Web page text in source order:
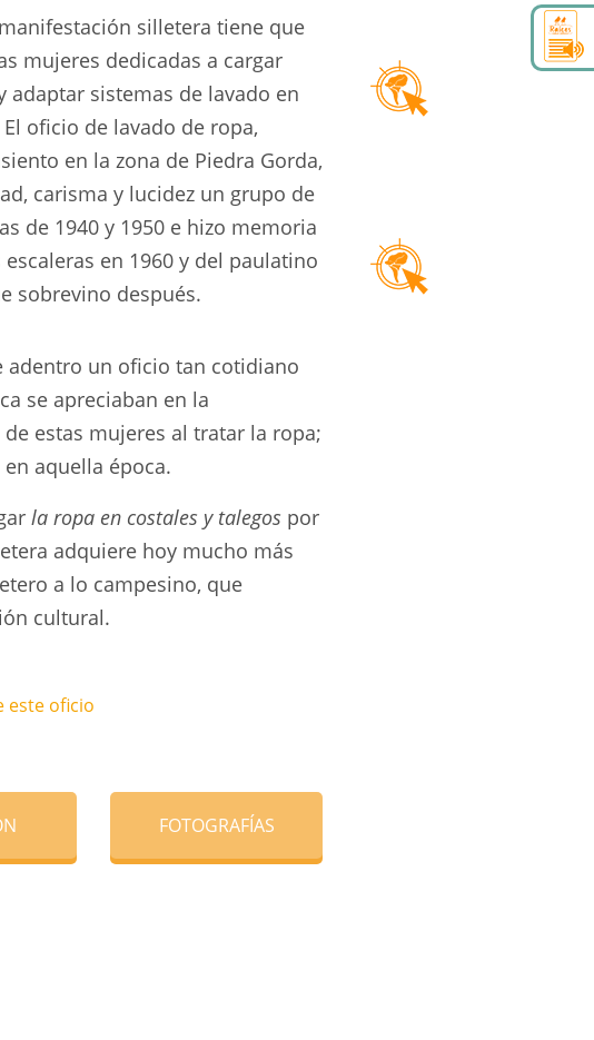
silletera tiene que
mujeres dedicadas a cargar
adaptar sistemas de lavado en
oficio de lavado de ropa,
en la zona de Piedra Gorda,
carisma y lucidez un grupo de
de 1940 y 1950 e hizo memoria
en 1960 y del paulatino
sobrevino después.
adentro un oficio tan cotidiano
se apreciaban en la
estas mujeres al tratar la ropa;
aquella época.
la ropa en costales y talegos por
adquiere hoy mucho más
a lo campesino, que
cultural.
este oficio
FOTOGRAFÍAS